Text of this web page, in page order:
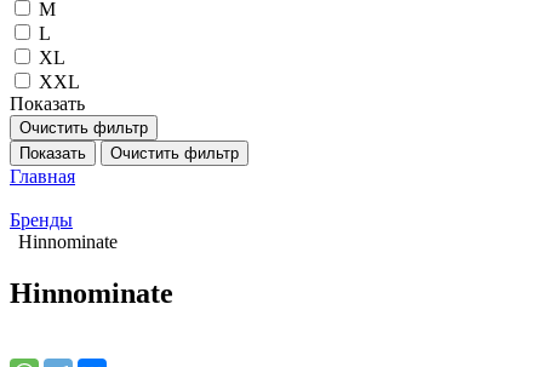
M
L
XL
XXL
Показать
Очистить фильтр
Показать
Очистить фильтр
Главная
Бренды
Hinnominate
Hinnominate